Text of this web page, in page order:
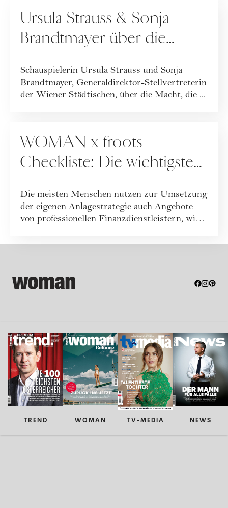
Ursula Strauss & Sonja
Brandtmayer über die
Macht von Frauen und
Finanzen
Schauspielerin Ursula Strauss und Sonja
Brandtmayer, Generaldirektor-Stellvertreterin
der Wiener Städtischen, über die Macht, die ...
WOMAN x froots
Checkliste: Die wichtigsten
Fragen an Ihren
Finanzpartner
Die meisten Menschen nutzen zur Umsetzung
der eigenen Anlagestrategie auch Angebote
von professionellen Finanzdienstleistern, wie
TREND WOMAN TV-MEDIA NEWS